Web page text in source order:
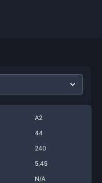
A2
44
240
5.45
N/A